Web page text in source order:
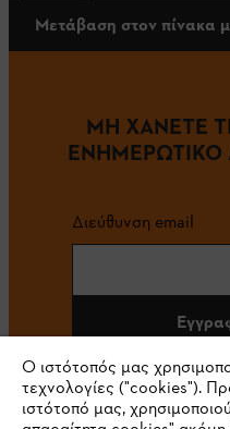
Μετάβαση στον πίνακα
ΜΗ ΧΑΝΕΤΕ
ΕΝΗΜΕΡΩΤΙΚΟ
Διεύθυνση email
Ο ιστότοπός μας
τεχνολογίες ("cookies").
ιστότοπό μας,